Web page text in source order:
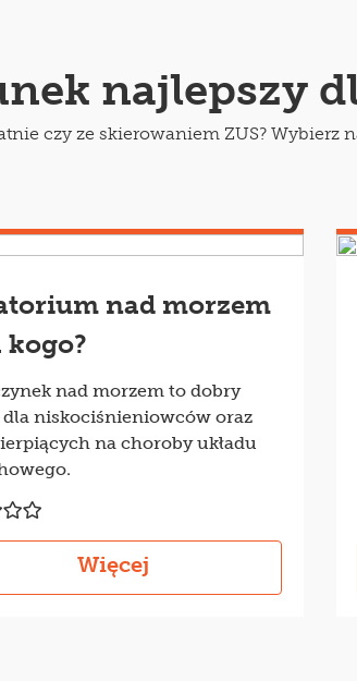
najlepszy
czy ze skierowaniem ZUS? Wybierz
nad morzem
kogo?
nad morzem to dobry
niskociśnieniowców oraz
na choroby układu
Więcej